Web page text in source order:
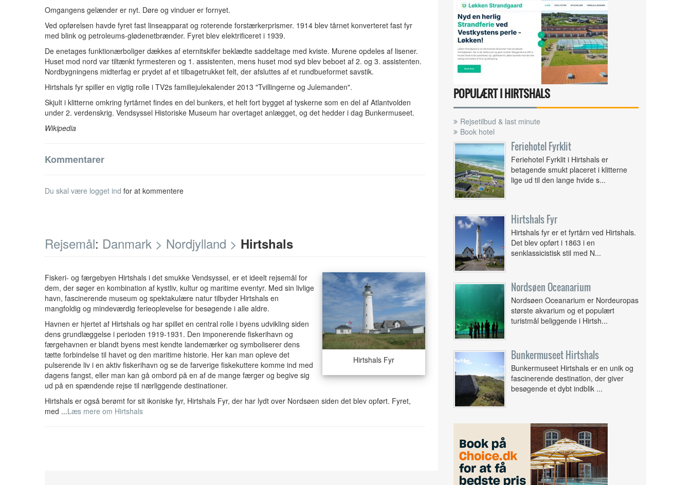
Omgangens gelænder er nyt. Døre og vinduer er fornyet.
Ved opførelsen havde fyret fast linseapparat og roterende forstærkerprismer. 1914 blev tårnet konverteret fast fyr
med blink og petroleums-glødenetbrænder. Fyret blev elektrificeret i 1939.
De enetages funktionærboliger dækkes af eternitskifer beklædte saddeltage med kviste. Murene opdeles af lisener.
Huset mod nord var tiltænkt fyrmesteren og 1. assistenten, mens huset mod syd blev beboet af 2. og 3. assistenten.
Nordbygningens midterfag er prydet af et tilbagetrukket felt, der afsluttes af et rundbueformet savstik.
Hirtshals fyr spiller en vigtig rolle i TV2s familiejulekalender 2013 "Tvillingerne og Julemanden".
Skjult i klitterne omkring fyrtårnet findes en del bunkers, et helt fort bygget af tyskerne som en del af Atlantvolden
under 2. verdenskrig. Vendsyssel Historiske Museum har overtaget anlægget, og det hedder i dag Bunkermuseet.
Wikipedia
Kommentarer
Du skal være logget ind for at kommentere
Rejsemål: Danmark > Nordjylland > Hirtshals
Hirtshals Fyr
Fiskeri- og færgebyen Hirtshals i det smukke Vendsyssel, er et ideelt rejsemål for
dem, der søger en kombination af kystliv, kultur og maritime eventyr. Med sin livlige
havn, fascinerende museum og spektakulære natur tilbyder Hirtshals en
mangfoldig og mindeværdig ferieoplevelse for besøgende i alle aldre.
Havnen er hjertet af Hirtshals og har spillet en central rolle i byens udvikling siden
dens grundlæggelse i perioden 1919-1931. Den imponerende fiskerihavn og
færgehavnen er blandt byens mest kendte landemærker og symboliserer dens
tætte forbindelse til havet og den maritime historie. Her kan man opleve det
pulserende liv i en aktiv fiskerihavn og se de farverige fiskekuttere komme ind med
dagens fangst, eller man kan gå ombord på en af de mange færger og begive sig
ud på en spændende rejse til nærliggende destinationer.
Hirtshals er også berømt for sit ikoniske fyr, Hirtshals Fyr, der har lydt over Nordsøen siden det blev opført. Fyret,
med ...Læs mere om Hirtshals
POPULÆRT I HIRTSHALS
Rejsetilbud & last minute
Book hotel
Feriehotel Fyrklit
Feriehotel Fyrklit i Hirtshals er
betagende smukt placeret i klitterne
lige ud til den lange hvide s...
Hirtshals Fyr
Hirtshals fyr er et fyrtårn ved Hirtshals.
Det blev opført i 1863 i en
senklassicistisk stil med N...
Nordsøen Oceanarium
Nordsøen Oceanarium er Nordeuropas
største akvarium og et populært
turistmål beliggende i Hirtsh...
Bunkermuseet Hirtshals
Bunkermuseet Hirtshals er en unik og
fascinerende destination, der giver
besøgende et dybt indblik ...